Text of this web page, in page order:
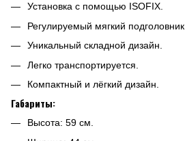
Установка с помощью ISOFIX.
Регулируемый мягкий подголовник.
Уникальный складной дизайн.
Легко транспортируется.
Компактный и лёгкий дизайн.
Габариты:
Высота: 59 см.